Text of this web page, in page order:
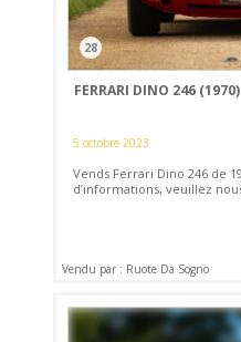
28
FERRARI DINO 246 (1970)
5 octobre 2023
Vends Ferrari Dino 246 de
d’informations, veuillez
Vendu par : Ruote Da Sogno